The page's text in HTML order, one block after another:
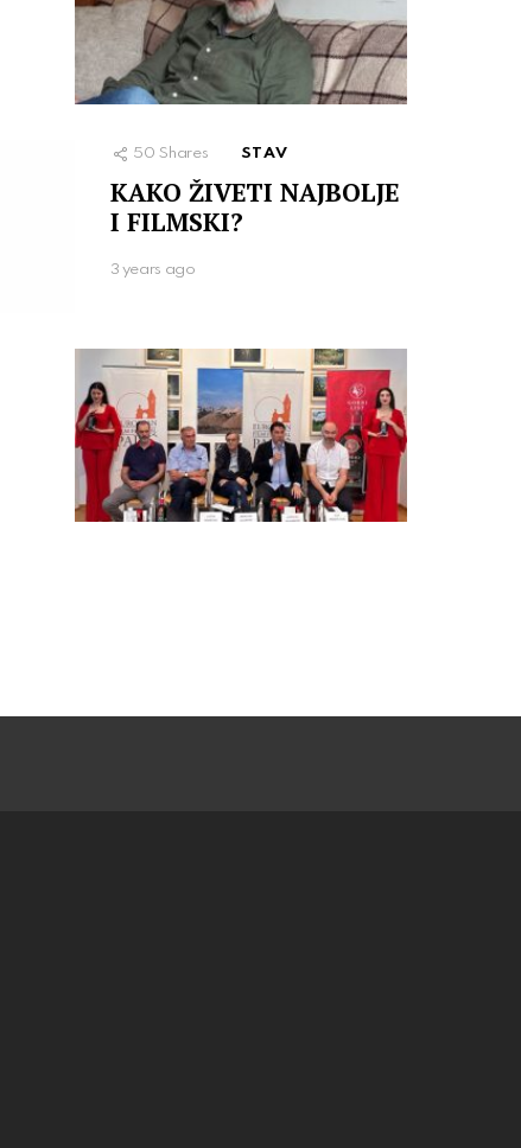
50 Shares STAV
KAKO ŽIVETI NAJBOLJE
I FILMSKI?
3 years ago